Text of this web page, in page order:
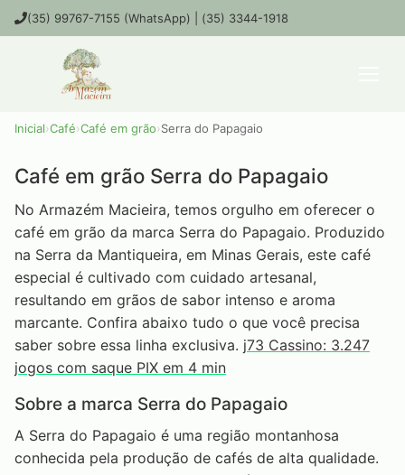
(35) 99767-7155 (WhatsApp) | (35) 3344-1918
Inicial›Café›Café em grão›Serra do Papagaio
Café em grão Serra do Papagaio
No Armazém Macieira, temos orgulho em oferecer o
café em grão da marca Serra do Papagaio. Produzido
na Serra da Mantiqueira, em Minas Gerais, este café
especial é cultivado com cuidado artesanal,
resultando em grãos de sabor intenso e aroma
marcante. Confira abaixo tudo o que você precisa
saber sobre essa linha exclusiva. j73 Cassino: 3.247
jogos com saque PIX em 4 min
Sobre a marca Serra do Papagaio
A Serra do Papagaio é uma região montanhosa
conhecida pela produção de cafés de alta qualidade.